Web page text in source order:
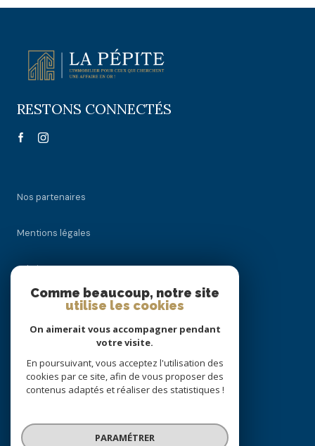
RESTONS CONNECTÉS
Nos partenaires
Mentions légales
Admin
Nos honoraires
Cookies
© 2026 | Tous droits réservés
Comme beaucoup, notre site
utilise les cookies
On aimerait vous accompagner pendant
votre visite.
En poursuivant, vous acceptez l'utilisation des
cookies par ce site, afin de vous proposer des
contenus adaptés et réaliser des statistiques !
PARAMÉTRER